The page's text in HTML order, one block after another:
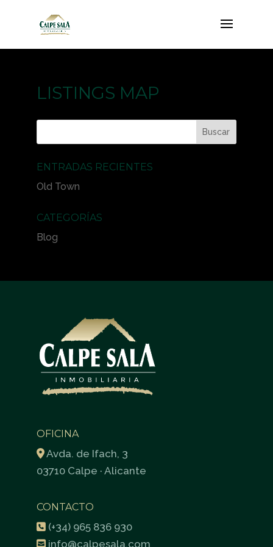
LISTINGS MAP
ENTRADAS RECIENTES
Old Town
CATEGORÍAS
Blog
OFICINA
Avda. de Ifach, 3
03710 Calpe · Alicante
CONTACTO
(+34) 965 836 930
info@calpesala.com